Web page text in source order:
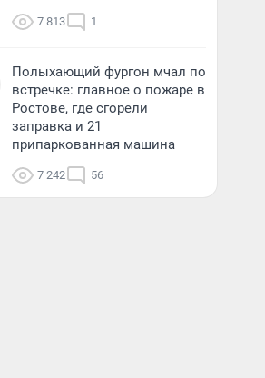
7 813 1
Полыхающий фургон мчал по
встречке: главное о пожаре в
Ростове, где сгорели
заправка и 21
припаркованная машина
7 242 56